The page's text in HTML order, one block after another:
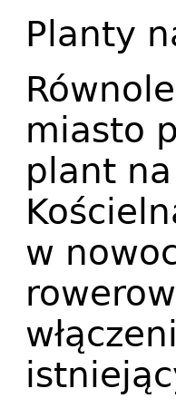
Planty
miasto
plant
w